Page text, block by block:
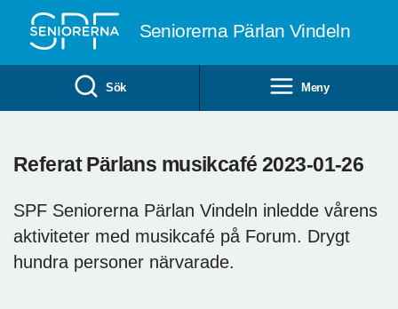
Seniorerna Pärlan Vindeln
Sök Meny
Referat Pärlans musikcafé 2023-01-26
SPF Seniorerna Pärlan Vindeln inledde vårens
aktiviteter med musikcafé på Forum. Drygt
hundra personer närvarade.